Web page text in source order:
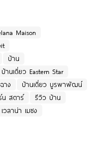
Maison
บ้าน
บ้านเดี่ยว Eastern Star
าง
บ้านเดี่ยว บูรพาพัฒน์
น สตาร์
รีวิว บ้าน
เวลาน่า เมซง